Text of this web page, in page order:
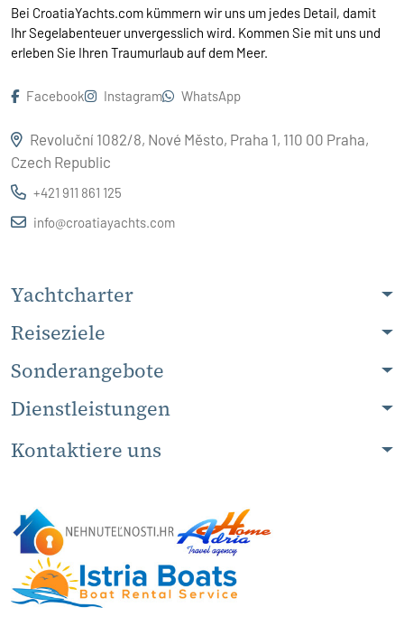
Bei CroatiaYachts.com kümmern wir uns um jedes Detail, damit
Ihr Segelabenteuer unvergesslich wird. Kommen Sie mit uns und
erleben Sie Ihren Traumurlaub auf dem Meer.
Facebook Instagram WhatsApp
Revoluční 1082/8, Nové Město, Praha 1, 110 00 Praha,
Czech Republic
+421 911 861 125
info@croatiayachts.com
Yachtcharter
Reiseziele
Sonderangebote
Dienstleistungen
Kontaktiere uns